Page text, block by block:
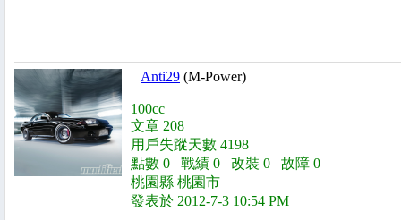
Anti29 (M-Power)
100cc
文章 208
用戶失蹤天數 4198
點數 0 戰績 0 改裝 0 故障 0
桃園縣 桃園市
發表於 2012-7-3 10:54 PM